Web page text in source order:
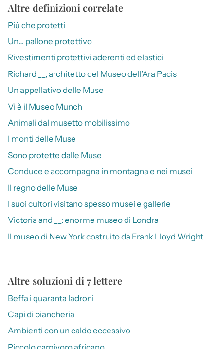
Altre definizioni correlate
Più che protetti
Un… pallone protettivo
Rivestimenti protettivi aderenti ed elastici
Richard __, architetto del Museo dell’Ara Pacis
Un appellativo delle Muse
Vi è il Museo Munch
Animali dal musetto mobilissimo
I monti delle Muse
Sono protette dalle Muse
Conduce e accompagna in montagna e nei musei
Il regno delle Muse
I suoi cultori visitano spesso musei e gallerie
Victoria and __: enorme museo di Londra
Il museo di New York costruito da Frank Lloyd Wright
Altre soluzioni di 7 lettere
Beffa i quaranta ladroni
Capi di biancheria
Ambienti con un caldo eccessivo
Piccolo carnivoro africano